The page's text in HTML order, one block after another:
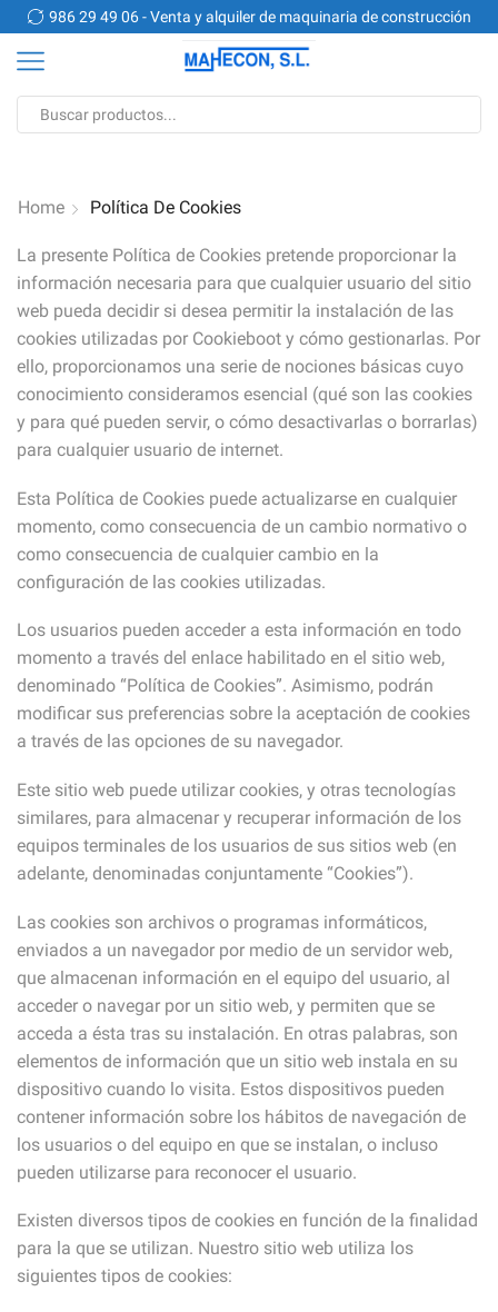
986 29 49 06 - Venta y alquiler de maquinaria de construcción
Home Política De Cookies
La presente Política de Cookies pretende proporcionar la
información necesaria para que cualquier usuario del sitio
web pueda decidir si desea permitir la instalación de las
cookies utilizadas por Cookieboot y cómo gestionarlas. Por
ello, proporcionamos una serie de nociones básicas cuyo
conocimiento consideramos esencial (qué son las cookies
y para qué pueden servir, o cómo desactivarlas o borrarlas)
para cualquier usuario de internet.
Esta Política de Cookies puede actualizarse en cualquier
momento, como consecuencia de un cambio normativo o
como consecuencia de cualquier cambio en la
configuración de las cookies utilizadas.
Los usuarios pueden acceder a esta información en todo
momento a través del enlace habilitado en el sitio web,
denominado “Política de Cookies”. Asimismo, podrán
modificar sus preferencias sobre la aceptación de cookies
a través de las opciones de su navegador.
Este sitio web puede utilizar cookies, y otras tecnologías
similares, para almacenar y recuperar información de los
equipos terminales de los usuarios de sus sitios web (en
adelante, denominadas conjuntamente “Cookies”).
Las cookies son archivos o programas informáticos,
enviados a un navegador por medio de un servidor web,
que almacenan información en el equipo del usuario, al
acceder o navegar por un sitio web, y permiten que se
acceda a ésta tras su instalación. En otras palabras, son
elementos de información que un sitio web instala en su
dispositivo cuando lo visita. Estos dispositivos pueden
contener información sobre los hábitos de navegación de
los usuarios o del equipo en que se instalan, o incluso
pueden utilizarse para reconocer el usuario.
Existen diversos tipos de cookies en función de la finalidad
para la que se utilizan. Nuestro sitio web utiliza los
siguientes tipos de cookies: